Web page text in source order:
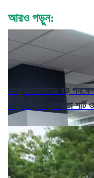
আরও পড়ুন:
ডেঙ্গু মোকাবিলায় বড়
বাধ্যতামূলক ফুলহাতা শার্ট